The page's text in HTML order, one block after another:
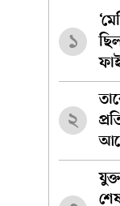
১
২